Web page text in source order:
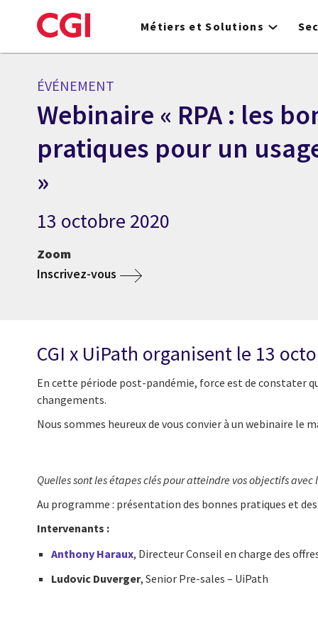
to
Métiers et Solutions
ÉVÉNEMENT
Webinaire « RPA : les
pratiques pour un
»
13 octobre 2020
Zoom
Inscrivez-vous
CGI x UiPath organisent le 13
En cette période post-pandémie, force est de constater
changements.
Nous sommes heureux de vous convier à un webinaire le
Quelles sont les étapes clés pour atteindre vos objectifs
Au programme : présentation des bonnes pratiques et
Intervenants :
Anthony Haraux, Directeur Conseil en charge des
Ludovic Duverger, Senior Pre-sales – UiPath